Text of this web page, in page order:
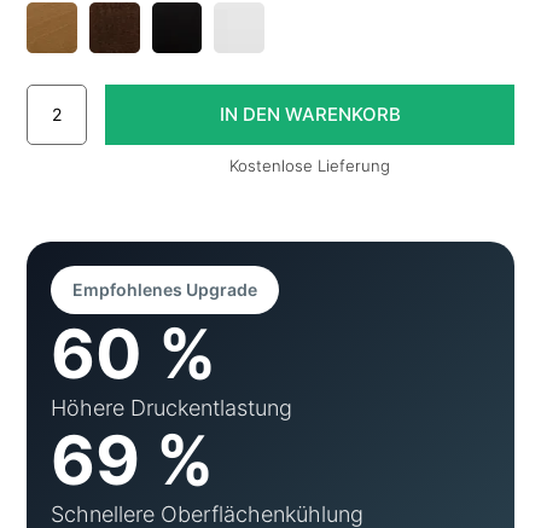
Kostenlose Lieferung
Empfohlenes Upgrade
60 %
Höhere Druckentlastung
69 %
Schnellere Oberflächenkühlung